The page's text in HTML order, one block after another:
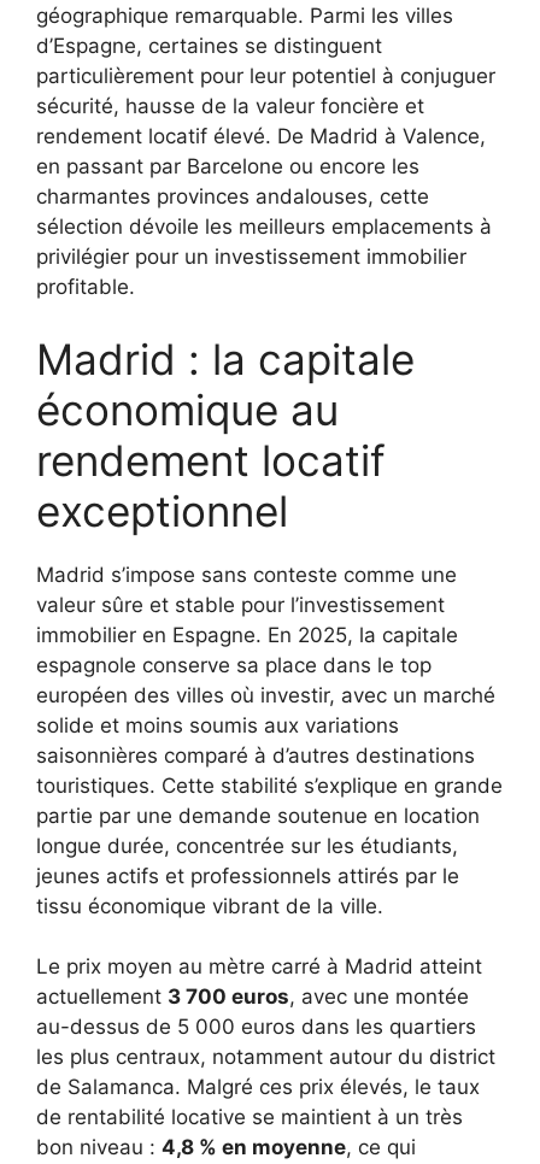
géographique remarquable. Parmi les villes
d’Espagne, certaines se distinguent
particulièrement pour leur potentiel à conjuguer
sécurité, hausse de la valeur foncière et
rendement locatif élevé. De Madrid à Valence,
en passant par Barcelone ou encore les
charmantes provinces andalouses, cette
sélection dévoile les meilleurs emplacements à
privilégier pour un investissement immobilier
profitable.
Madrid : la capitale
économique au
rendement locatif
exceptionnel
Madrid s’impose sans conteste comme une
valeur sûre et stable pour l’investissement
immobilier en Espagne. En 2025, la capitale
espagnole conserve sa place dans le top
européen des villes où investir, avec un marché
solide et moins soumis aux variations
saisonnières comparé à d’autres destinations
touristiques. Cette stabilité s’explique en grande
partie par une demande soutenue en location
longue durée, concentrée sur les étudiants,
jeunes actifs et professionnels attirés par le
tissu économique vibrant de la ville.
Le prix moyen au mètre carré à Madrid atteint
actuellement 3 700 euros, avec une montée
au-dessus de 5 000 euros dans les quartiers
les plus centraux, notamment autour du district
de Salamanca. Malgré ces prix élevés, le taux
de rentabilité locative se maintient à un très
bon niveau : 4,8 % en moyenne, ce qui